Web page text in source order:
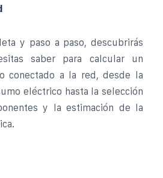
y paso a paso, descubrirás
saber para calcular un
conectado a la red, desde la
eléctrico hasta la selección
y la estimación de la